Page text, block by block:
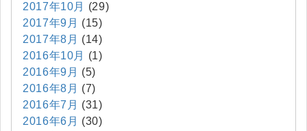
2017年10月
(29)
2017年9月 (15)
2017年8月 (14)
2016年10月
(1)
2016年9月 (5)
2016年8月 (7)
2016年7月 (31)
2016年6月 (30)